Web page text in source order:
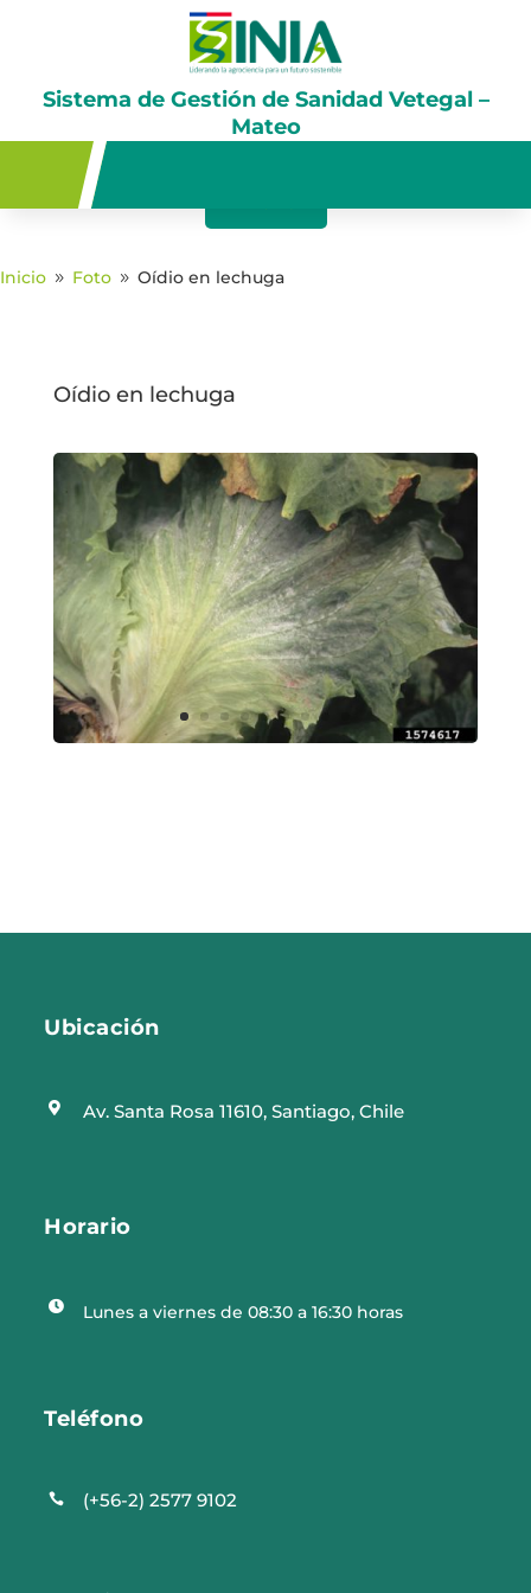
Sistema de Gestión de Sanidad Vetegal –
Mateo
Inicio 9 Foto 9 Oídio en lechuga
Oídio en lechuga
Ubicación
 Av. Santa Rosa 11610, Santiago, Chile
Horario
 Lunes a viernes de 08:30 a 16:30 horas
Teléfono
 (+56-2) 2577 9102